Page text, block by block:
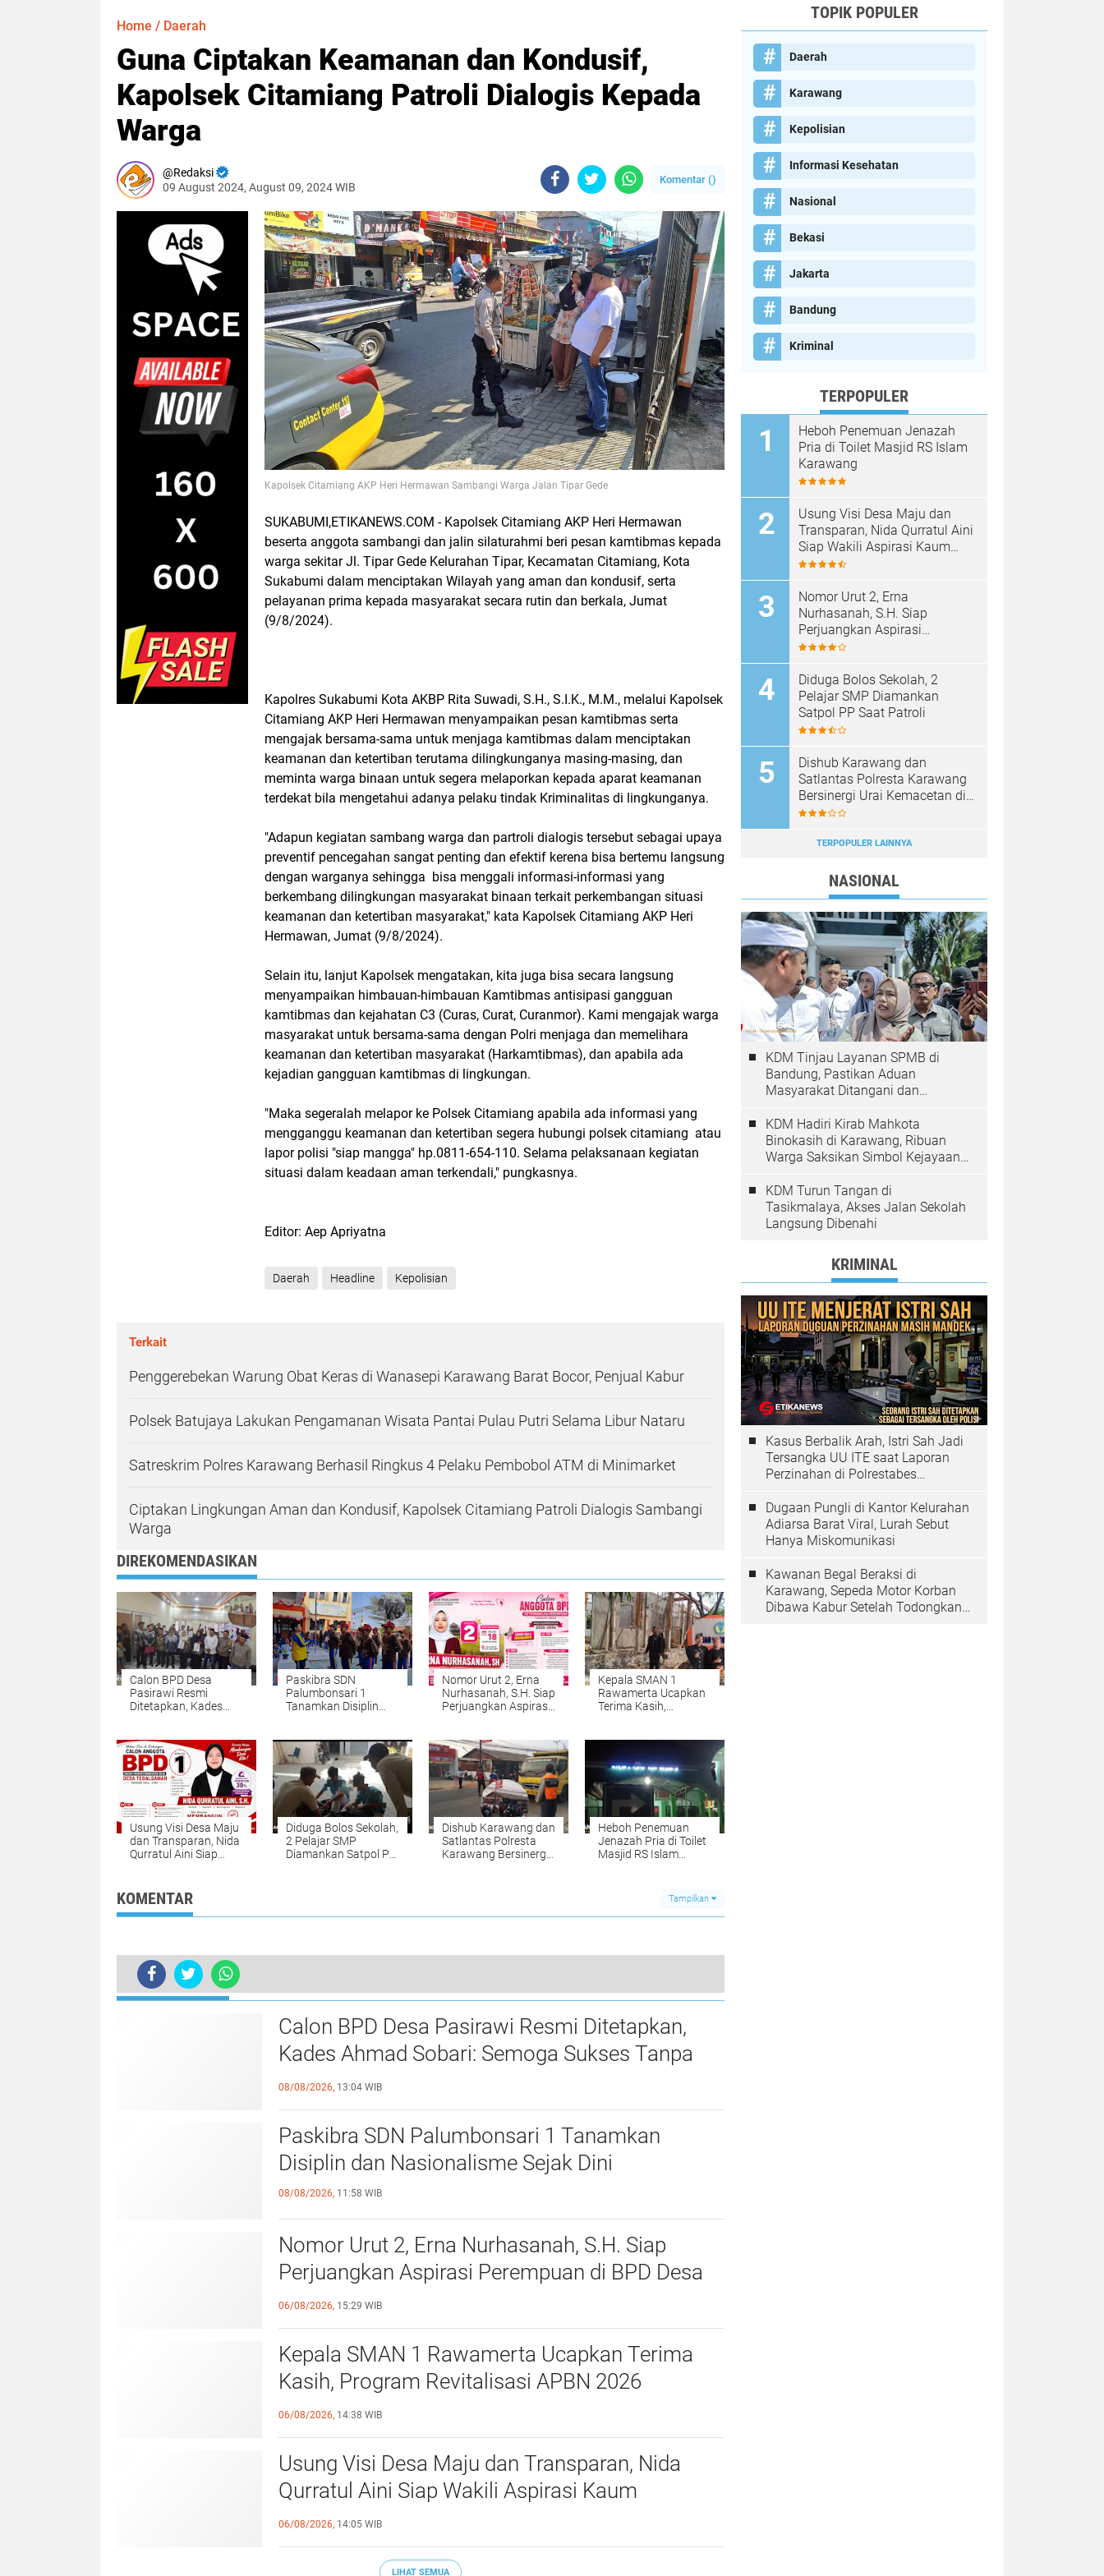
Home / Daerah
Guna Ciptakan Keamanan dan Kondusif,
Kapolsek Citamiang Patroli Dialogis Kepada
Warga
Redaksi
09 August 2024, August 09, 2024 WIB
Komentar ()
Kapolsek Citamiang AKP Heri Hermawan Sambangi Warga Jalan Tipar Gede
SUKABUMI,ETIKANEWS.COM - Kapolsek Citamiang AKP Heri Hermawan
beserta anggota sambangi dan jalin silaturahmi beri pesan kamtibmas kepada
warga sekitar Jl. Tipar Gede Kelurahan Tipar, Kecamatan Citamiang, Kota
Sukabumi dalam menciptakan Wilayah yang aman dan kondusif, serta
pelayanan prima kepada masyarakat secara rutin dan berkala, Jumat
(9/8/2024).
Kapolres Sukabumi Kota AKBP Rita Suwadi, S.H., S.I.K., M.M., melalui Kapolsek
Citamiang AKP Heri Hermawan menyampaikan pesan kamtibmas serta
mengajak bersama-sama untuk menjaga kamtibmas dalam menciptakan
keamanan dan ketertiban terutama dilingkunganya masing-masing, dan
meminta warga binaan untuk segera melaporkan kepada aparat keamanan
terdekat bila mengetahui adanya pelaku tindak Kriminalitas di lingkunganya.
"Adapun kegiatan sambang warga dan partroli dialogis tersebut sebagai upaya
preventif pencegahan sangat penting dan efektif kerena bisa bertemu langsung
dengan warganya sehingga bisa menggali informasi-informasi yang
berkembang dilingkungan masyarakat binaan terkait perkembangan situasi
keamanan dan ketertiban masyarakat," kata Kapolsek Citamiang AKP Heri
Hermawan, Jumat (9/8/2024).
Selain itu, lanjut Kapolsek mengatakan, kita juga bisa secara langsung
menyampaikan himbauan-himbauan Kamtibmas antisipasi gangguan
kamtibmas dan kejahatan C3 (Curas, Curat, Curanmor). Kami mengajak warga
masyarakat untuk bersama-sama dengan Polri menjaga dan memelihara
keamanan dan ketertiban masyarakat (Harkamtibmas), dan apabila ada
kejadian gangguan kamtibmas di lingkungan.
"Maka segeralah melapor ke Polsek Citamiang apabila ada informasi yang
mengganggu keamanan dan ketertiban segera hubungi polsek citamiang atau
lapor polisi "siap mangga" hp.0811-654-110. Selama pelaksanaan kegiatan
situasi dalam keadaan aman terkendali," pungkasnya.
Editor: Aep Apriyatna
Daerah Headline Kepolisian
Terkait
Penggerebekan Warung Obat Keras di Wanasepi Karawang Barat Bocor, Penjual Kabur
Polsek Batujaya Lakukan Pengamanan Wisata Pantai Pulau Putri Selama Libur Nataru
Satreskrim Polres Karawang Berhasil Ringkus 4 Pelaku Pembobol ATM di Minimarket
Ciptakan Lingkungan Aman dan Kondusif, Kapolsek Citamiang Patroli Dialogis Sambangi
Warga
DIREKOMENDASIKAN
Calon BPD Desa
Pasirawi Resmi
Ditetapkan, Kades
Tanpa Ekses
Paskibra SDN
Palumbonsari 1
Tanamkan Disiplin
Nomor Urut 2, Erna
Nurhasanah, S.H. Siap
Perjuangkan Aspirasi
Kepala SMAN 1
Rawamerta Ucapkan
Terima Kasih,
Usung Visi Desa Maju
dan Transparan, Nida
Qurratul Aini Siap
Desa Tegalsawah
Diduga Bolos Sekolah,
2 Pelajar SMP
Diamankan Satpol PP
Dishub Karawang dan
Satlantas Polresta
Karawang Bersinergi
Heboh Penemuan
Jenazah Pria di Toilet
Masjid RS Islam
KOMENTAR Tampilkan
Guna Ciptakan Keamanan dan Kondusif, Kapolsek Citamiang Patroli Dialogis Kepada Warga
BERITA LAINNYA
Calon BPD Desa Pasirawi Resmi Ditetapkan,
Kades Ahmad Sobari: Semoga Sukses Tanpa
Ekses
08/08/2026, 13:04 WIB
Paskibra SDN Palumbonsari 1 Tanamkan
Disiplin dan Nasionalisme Sejak Dini
08/08/2026, 11:58 WIB
Nomor Urut 2, Erna Nurhasanah, S.H. Siap
Perjuangkan Aspirasi Perempuan di BPD Desa
Tegalsawah
06/08/2026, 15:29 WIB
Kepala SMAN 1 Rawamerta Ucapkan Terima
Kasih, Program Revitalisasi APBN 2026
Hadirkan 4 Ruang Kelas Baru
06/08/2026, 14:38 WIB
Usung Visi Desa Maju dan Transparan, Nida
Qurratul Aini Siap Wakili Aspirasi Kaum
Perempuan di BPD Desa Tegalsawah
06/08/2026, 14:05 WIB
LIHAT SEMUA
TOPIK POPULER
Daerah
Karawang
Kepolisian
Informasi Kesehatan
Nasional
Bekasi
Jakarta
Bandung
Kriminal
TERPOPULER
Heboh Penemuan Jenazah
Pria di Toilet Masjid RS Islam
Karawang
Usung Visi Desa Maju dan
Transparan, Nida Qurratul Aini
Siap Wakili Aspirasi Kaum
Perempuan di BPD Desa
Nomor Urut 2, Erna
Nurhasanah, S.H. Siap
Perjuangkan Aspirasi
Perempuan di BPD Desa
Diduga Bolos Sekolah, 2
Pelajar SMP Diamankan
Satpol PP Saat Patroli
Dishub Karawang dan
Satlantas Polresta Karawang
Bersinergi Urai Kemacetan di
Jalan Syech Quro
TERPOPULER LAINNYA
NASIONAL
KDM Tinjau Layanan SPMB di
Bandung, Pastikan Aduan
Masyarakat Ditangani dan
KDM Hadiri Kirab Mahkota
Binokasih di Karawang, Ribuan
Warga Saksikan Simbol Kejayaan
KDM Turun Tangan di
Tasikmalaya, Akses Jalan Sekolah
Langsung Dibenahi
KRIMINAL
Kasus Berbalik Arah, Istri Sah Jadi
Tersangka UU ITE saat Laporan
Perzinahan di Polrestabes
Dugaan Pungli di Kantor Kelurahan
Adiarsa Barat Viral, Lurah Sebut
Hanya Miskomunikasi
Kawanan Begal Beraksi di
Karawang, Sepeda Motor Korban
Dibawa Kabur Setelah Todongkan